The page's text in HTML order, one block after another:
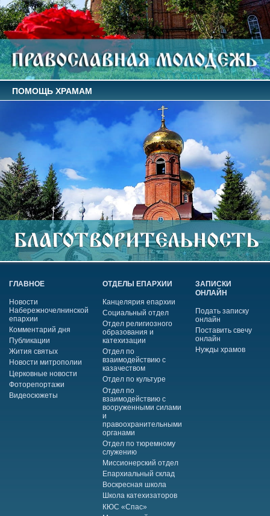
ПОМОЩЬ ХРАМАМ
ГЛАВНОЕ
Новости
Набережночелнинской
епархии
Комментарий дня
Публикации
Жития святых
Новости митрополии
Церковные новости
Фоторепортажи
Видеосюжеты
ОТДЕЛЫ ЕПАРХИИ
Канцелярия епархии
Социальный отдел
Отдел религиозного
образования и
катехизации
Отдел по
взаимодействию с
казачеством
Отдел по культуре
Отдел по
взаимодействию с
вооруженными силами
и
правоохранительными
органами
Отдел по тюремному
служению
Миссионерский отдел
Епархиальный склад
Воскресная школа
Школа катехизаторов
КЮС «Спас»
ЗАПИСКИ
ОНЛАЙН
Подать записку
онлайн
Поставить свечу
онлайн
Нужды храмов